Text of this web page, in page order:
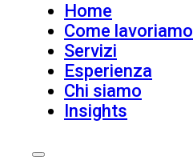
Home
Come lavoriamo
Servizi
Esperienza
Chi siamo
Insights